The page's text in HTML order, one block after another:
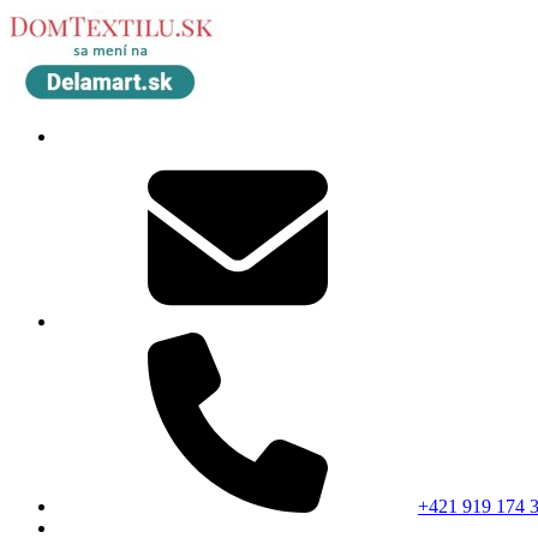
+421 919 174